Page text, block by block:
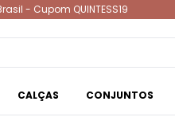
- Cupom QUINTESS19
CALÇAS CONJUNTOS